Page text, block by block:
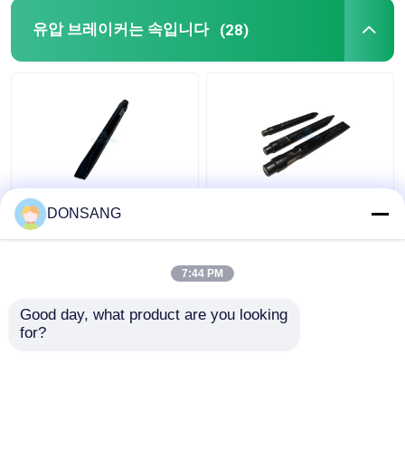
유압 브레이커는 속입니다 (28)
40Cr 42Cr 180mm 수압
바위 망치 윙 찌질 수압
DS86
DONSANG
7:44 PM
Good day, what product are you looking
for?